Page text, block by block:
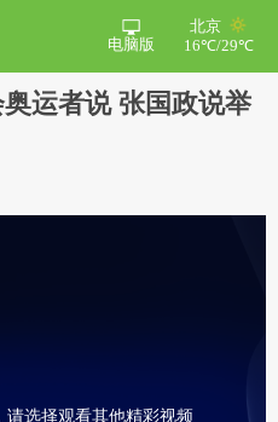
北京
16℃/29℃
电脑版
运者说 张国政说举
请选择观看其他精彩视频